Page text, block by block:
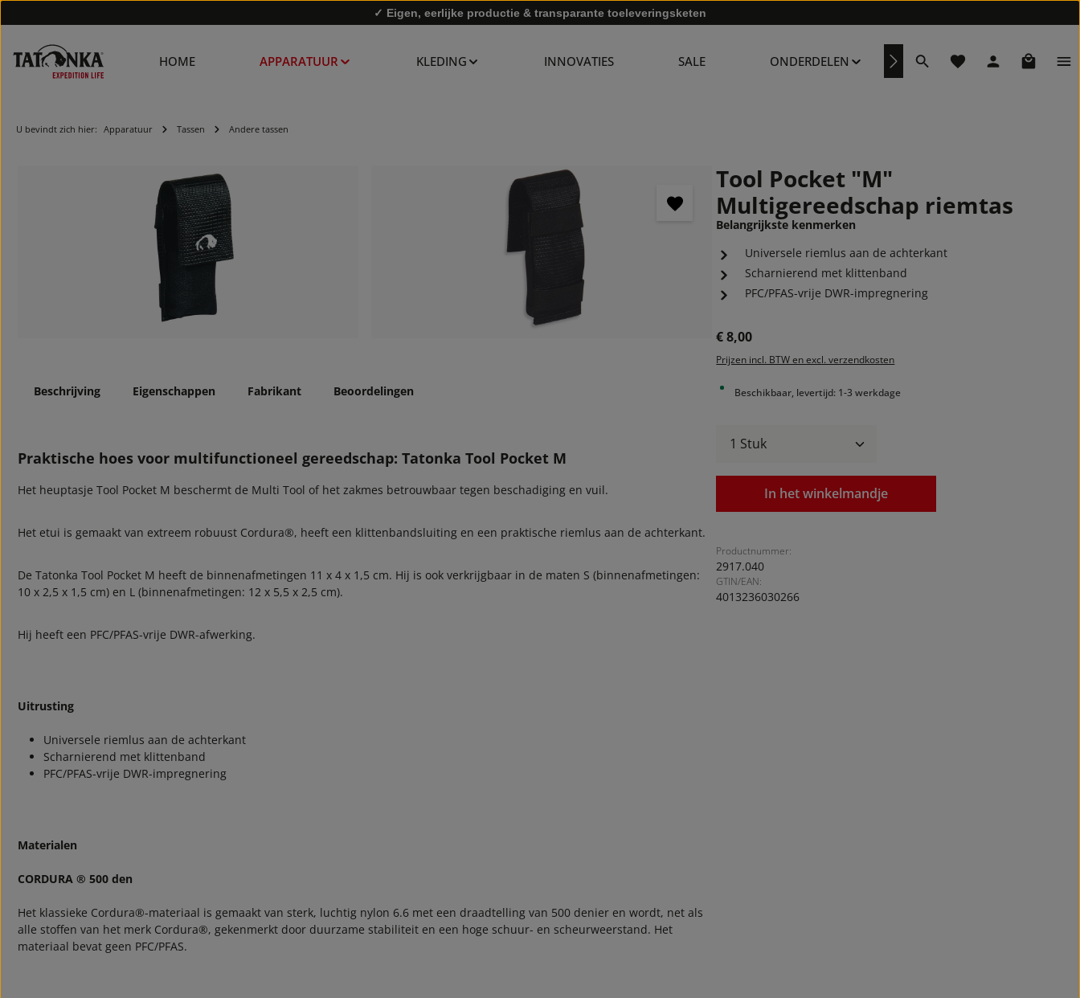
✓ Eigen, eerlijke productie & transparante toeleveringsketen
HOME APPARATUUR KLEDING INNOVATIES SALE ONDERDELEN REPARATURSERVICE
Je hebt 0 items op je
U bevindt zich hier: Apparatuur Tassen Andere tassen
Tool Pocket "M"
Multigereedschap riemtas
Belangrijkste kenmerken
Universele riemlus aan de achterkant
Scharnierend met klittenband
PFC/PFAS-vrije DWR-impregnering
Normale prijs:
€ 8,00
Prijzen incl. BTW en excl. verzendkosten
Beschikbaar, levertijd: 1-3 werkdage
Producthoeveelheid: Voer de
In het winkelmandje
Productnummer:
2917.040
GTIN/EAN:
4013236030266
Beschrijving Eigenschappen Fabrikant Beoordelingen
Praktische hoes voor multifunctioneel gereedschap: Tatonka Tool Pocket M
Het heuptasje Tool Pocket M beschermt de Multi Tool of het zakmes betrouwbaar tegen beschadiging en vuil.
Het etui is gemaakt van extreem robuust Cordura®, heeft een klittenbandsluiting en een praktische riemlus aan de achterkant.
De Tatonka Tool Pocket M heeft de binnenafmetingen 11 x 4 x 1,5 cm. Hij is ook verkrijgbaar in de maten S (binnenafmetingen:
10 x 2,5 x 1,5 cm) en L (binnenafmetingen: 12 x 5,5 x 2,5 cm).
Hij heeft een PFC/PFAS-vrije DWR-afwerking.
Uitrusting
Universele riemlus aan de achterkant
Scharnierend met klittenband
PFC/PFAS-vrije DWR-impregnering
Materialen
CORDURA ® 500 den
Het klassieke Cordura®-materiaal is gemaakt van sterk, luchtig nylon 6.6 met een draadtelling van 500 denier en wordt, net als
alle stoffen van het merk Cordura®, gekenmerkt door duurzame stabiliteit en een hoge schuur- en scheurweerstand. Het
materiaal bevat geen PFC/PFAS.